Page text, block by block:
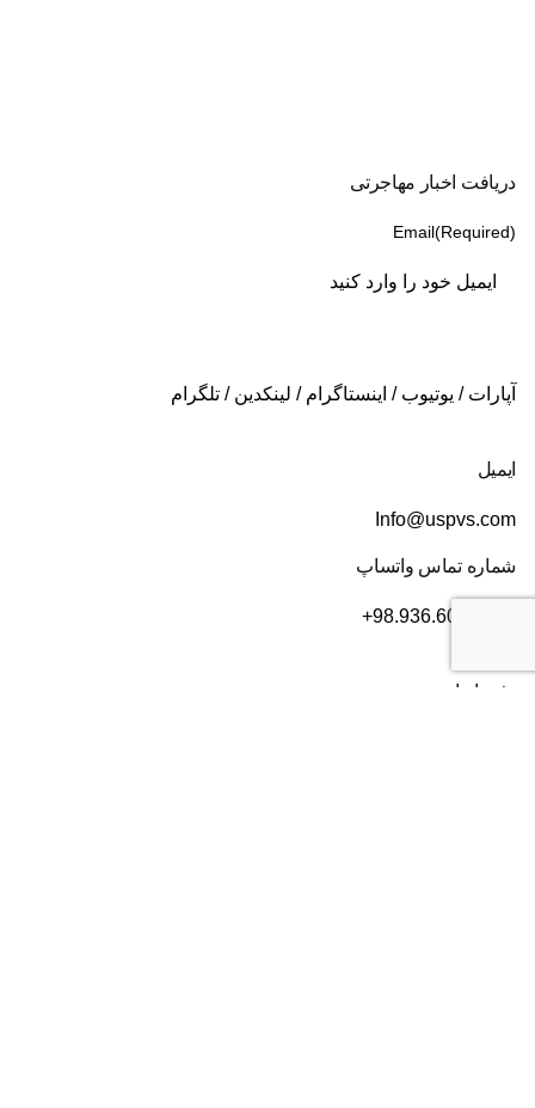
دریافت اخبار مهاجرتی
Email(Required)
آپارات / یوتیوب / اینستاگرام / لینکدین / تلگرام
ایمیل
Info@uspvs.com
شماره تماس واتساپ
+98.936.606.3632
دفتر ایران